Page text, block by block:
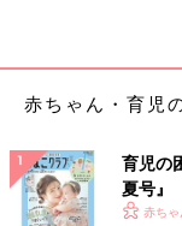
赤ちゃん・育児
育児の
夏号』
いっぱ
赤ち